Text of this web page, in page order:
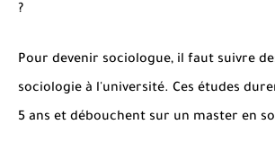
?
Pour devenir sociologue, il faut suivre
sociologie à l'université. Ces études
5 ans et débouchent sur un master en